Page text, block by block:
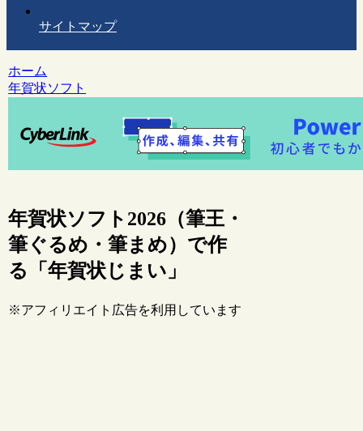
サイトマップ
ホーム
年賀状ソフト
年賀状ソフト2026（筆王・
筆ぐるめ・筆まめ）で作
る「年賀状じまい」
※アフィリエイト広告を利用しています